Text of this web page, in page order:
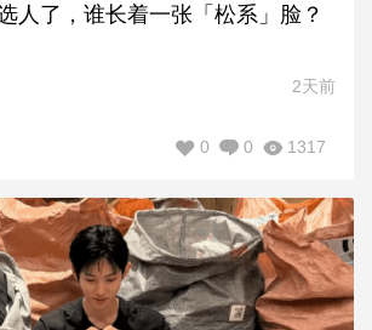
人了，谁长着一张「松系」脸？
2天前
1317
0
0